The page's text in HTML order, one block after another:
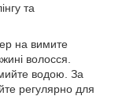
та
на вимите
волосся.
водою. За
регулярно для